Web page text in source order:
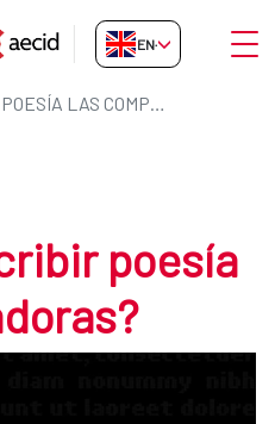
poesía las
EN-GB
¿PUEDEN ESCRIBIR POESÍA LAS COMPUTADORAS?
poesía